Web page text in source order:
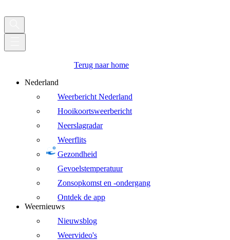
Terug naar home
Nederland
Weerbericht Nederland
Hooikoortsweerbericht
Neerslagradar
Weerflits
Gezondheid
Gevoelstemperatuur
Zonsopkomst en -ondergang
Ontdek de app
Weernieuws
Nieuwsblog
Weervideo's